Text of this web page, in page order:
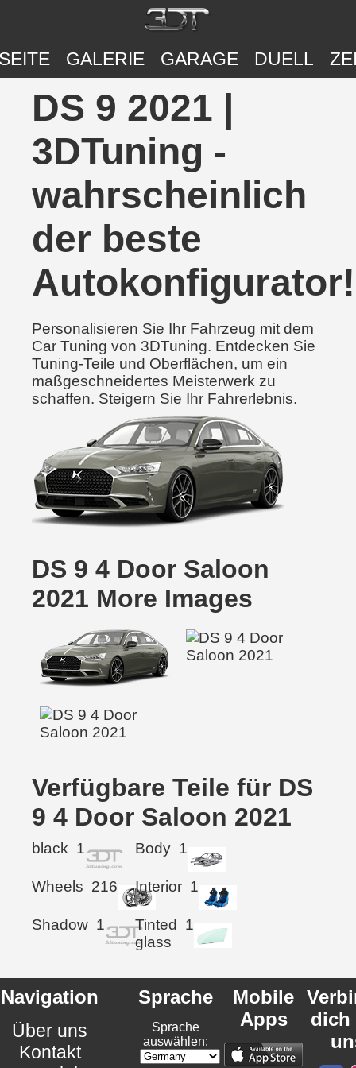
GALERIE GARAGE DUELL
DS 9 2021 |
3DTuning -
wahrscheinlich
der beste
Autokonfigurator!
Personalisieren Sie Ihr Fahrzeug mit dem
Car Tuning von 3DTuning. Entdecken Sie
Tuning-Teile und Oberflächen, um ein
maßgeschneidertes Meisterwerk zu
schaffen. Steigern Sie Ihr Fahrerlebnis.
DS 9 4 Door Saloon
2021 More Images
Verfügbare Teile für DS
9 4 Door Saloon 2021
black 1 Body 1
Wheels 216 Interior 1
Shadow 1
Tinted
glass
1
Navigation
Über uns
Kontakt
Sprache
Sprache
auswählen:
Mobile
Apps
dich